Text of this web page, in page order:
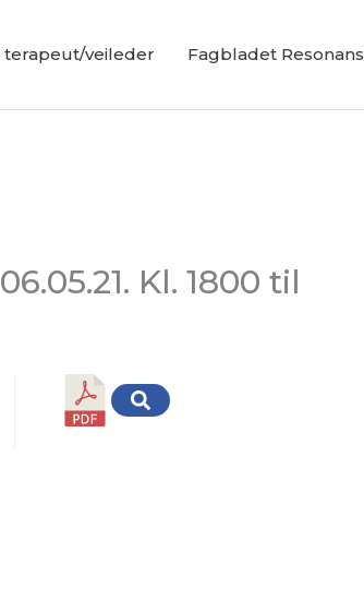
terapeut/veileder Fagbladet Resonans
Kl. 1800 til